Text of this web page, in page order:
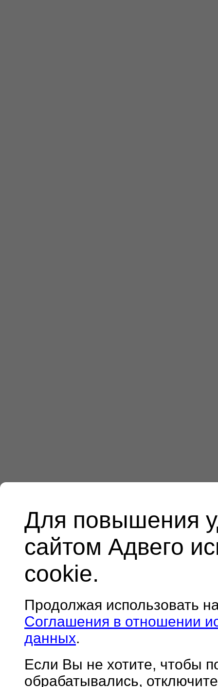
Для повышения
сайтом Адвего
cookie.
Продолжая использовать
Соглашения в отношении
данных.
Если Вы не хотите, чтобы
обрабатывались,